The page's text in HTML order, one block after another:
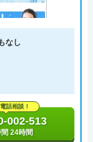
なし
話相談！
002-513
24時間